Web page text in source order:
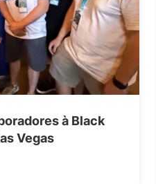
à Black
Vegas